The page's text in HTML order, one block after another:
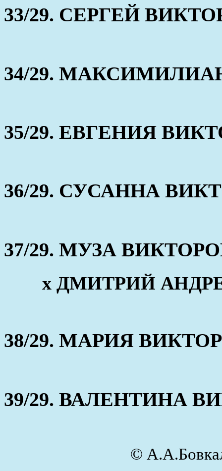
33/29. СЕРГЕЙ
34/29.
35/29. ЕВГЕНИЯ
36/29. СУСАННА
37/29. МУЗА
x ДМИТРИЙ
38/29. МАРИЯ
39/29. ВАЛЕНТИНА
©